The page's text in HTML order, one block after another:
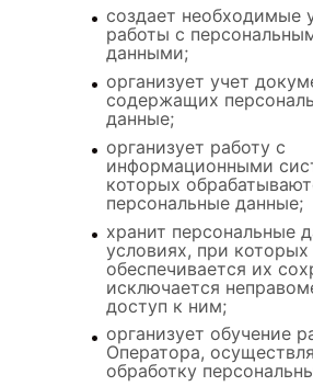
создает необходимые
работы с
данными;
организует учет
содержащих
данные;
организует работу с
информационными
которых
персональные данные;
хранит персональные
условиях, при которых
обеспечивается их
исключается
доступ к ним;
организует обучение
Оператора,
обработку